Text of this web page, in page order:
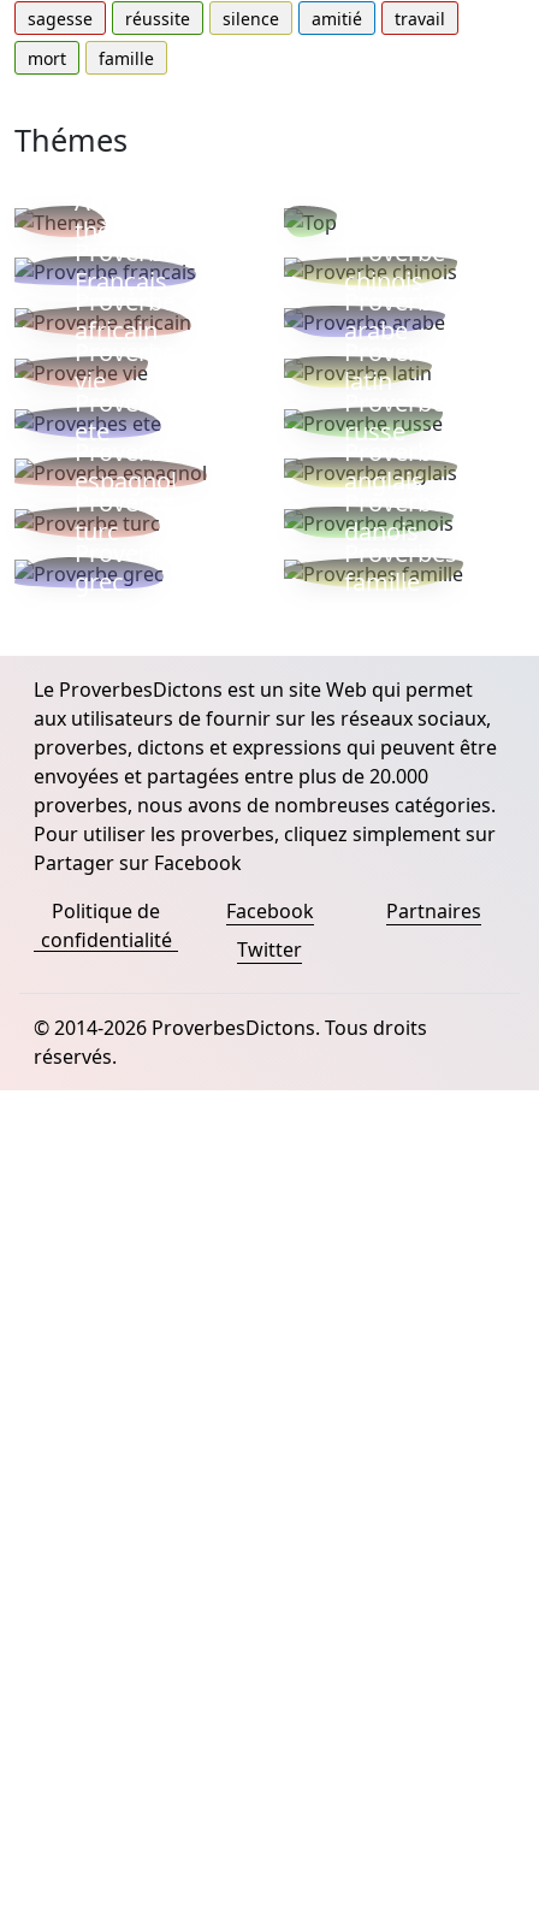
sagesse
réussite silence amitié
travail
mort
famille
Thémes
Autres
thèmes
Proverbe
Français
Proverbe
chinois
Proverbe
africain
Proverbe
arabe
Proverbe
vie
Proverbe
latin
Proverbes
ete
Proverbe
russe
Proverbe
espagnol
Proverbe
anglais
Proverbe
turc
Proverbe
danois
Proverbe
grec
Proverbes
famille
Le ProverbesDictons est un site Web qui permet
aux utilisateurs de fournir sur les réseaux sociaux,
proverbes, dictons et expressions qui peuvent être
envoyées et partagées entre plus de 20.000
proverbes, nous avons de nombreuses catégories.
Pour utiliser les proverbes, cliquez simplement sur
Partager sur Facebook
Politique de
confidentialité
Facebook
Twitter
Partnaires
© 2014-2026 ProverbesDictons. Tous droits
réservés.